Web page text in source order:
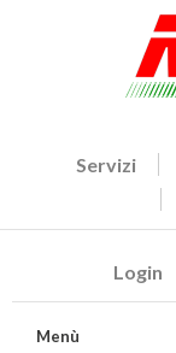
Servizi
Login
Menù